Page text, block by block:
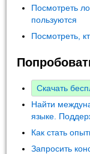
Посмотреть
пользуются
Посмотреть,
Скачать
Найти
языке.
Как стать
Запросить